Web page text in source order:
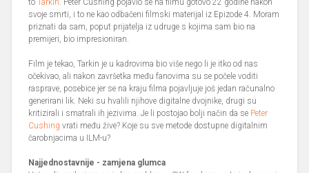
toTarkin. Peter Cushing pojavio se na filmu gotovo 22 godine nakon
svoje smrti, i to ne kao odbačeni filmski materijal iz Epizode 4. Moram
priznati da sam, poput prijatelja iz udruge s kojima sam bio na
premijeri, bio impresioniran.
Film je tekao, Tarkin je u kadrovima bio više nego li je itko od nas
očekivao, ali nakon završetka među fanovima su se počele voditi
rasprave, posebice jer se na kraju filma pojavljuje još jedan računalno
generirani lik. Neki su hvalili njihove digitalne dvojnike, drugi su
kritizirali i smatrali ih jezivima. Je li postojao bolji način da se Peter
Cushing vrati među žive? Koje su sve metode dostupne digitalnim
čarobnjacima u ILM-u?
Najjednostavnije - zamjena glumca